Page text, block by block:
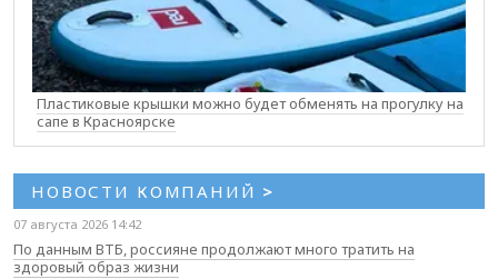
Пластиковые крышки можно будет обменять на прогулку на
сапе в Красноярске
НОВОСТИ КОМПАНИЙ >
07 августа 2026 14:42
По данным ВТБ, россияне продолжают много тратить на
здоровый образ жизни